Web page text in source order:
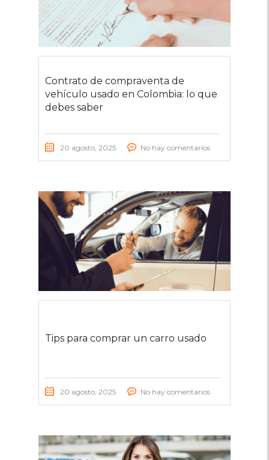
Contrato de compraventa de
vehículo usado en Colombia: lo que
debes saber
20 agosto, 2025 No hay comentarios
Tips para comprar un carro usado
20 agosto, 2025 No hay comentarios